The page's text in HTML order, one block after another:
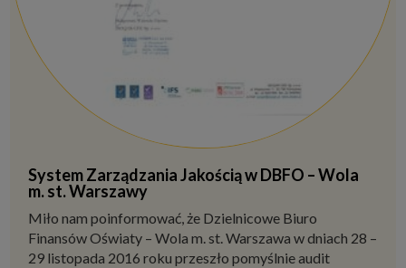
System Zarządzania Jakością w DBFO – Wola
m. st. Warszawy
Miło nam poinformować, że Dzielnicowe Biuro
Finansów Oświaty – Wola m. st. Warszawa w dniach 28 –
29 listopada 2016 roku przeszło pomyślnie audit